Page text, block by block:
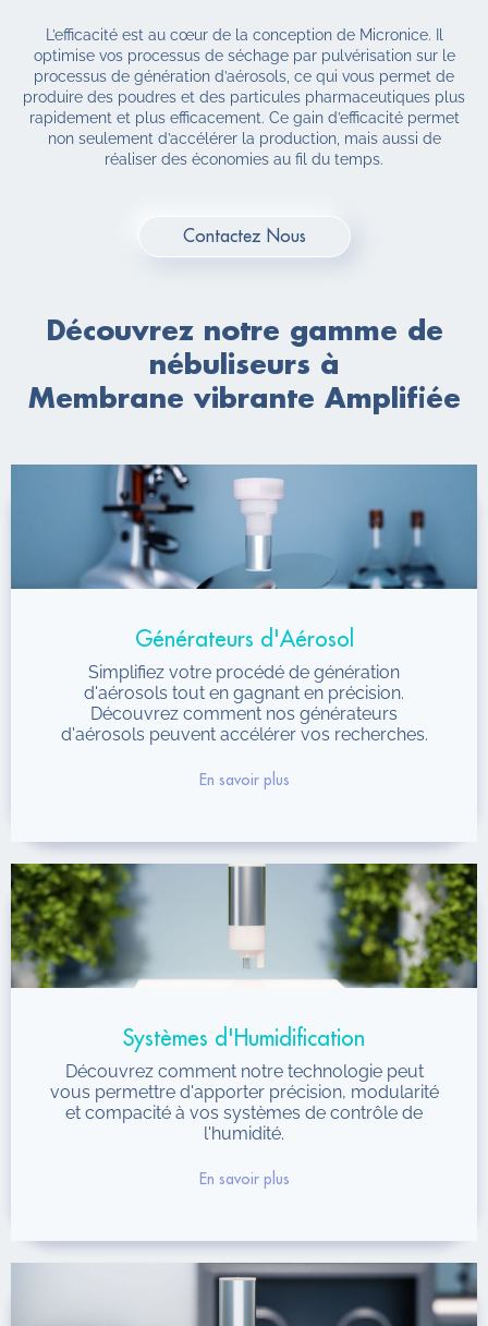
L’efficacité est au cœur de la conception de Micronice. Il
optimise vos processus de séchage par pulvérisation sur le
processus de génération d’aérosols, ce qui vous permet de
produire des poudres et des particules pharmaceutiques plus
rapidement et plus efficacement. Ce gain d’efficacité permet
non seulement d’accélérer la production, mais aussi de
réaliser des économies au fil du temps.
Contactez Nous
Découvrez notre gamme de
nébuliseurs à
Membrane vibrante Amplifiée
Générateurs d'Aérosol
Simplifiez votre procédé de génération
d'aérosols tout en gagnant en précision.
Découvrez comment nos générateurs
d'aérosols peuvent accélérer vos recherches.
En savoir plus
Systèmes d'Humidification
Découvrez comment notre technologie peut
vous permettre d'apporter précision, modularité
et compacité à vos systèmes de contrôle de
l'humidité.
En savoir plus